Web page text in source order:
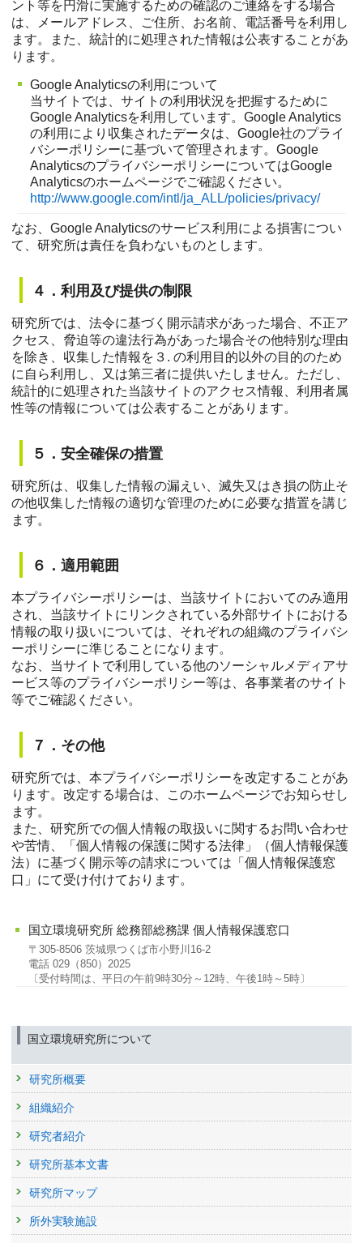
ント等を円滑に実施するための確認のご連絡をする場合
は、メールアドレス、ご住所、お名前、電話番号を利用し
ます。また、統計的に処理された情報は公表することがあ
ります。
Google Analyticsの利用について
当サイトでは、サイトの利用状況を把握するために
Google Analyticsを利用しています。Google Analytics
の利用により収集されたデータは、Google社のプライ
バシーポリシーに基づいて管理されます。Google
AnalyticsのプライバシーポリシーについてはGoogle
Analyticsのホームページでご確認ください。
http://www.google.com/intl/ja_ALL/policies/privacy/
なお、Google Analyticsのサービス利用による損害につい
て、研究所は責任を負わないものとします。
４．利用及び提供の制限
研究所では、法令に基づく開示請求があった場合、不正ア
クセス、脅迫等の違法行為があった場合その他特別な理由
を除き、収集した情報を３. の利用目的以外の目的のため
に自ら利用し、又は第三者に提供いたしません。ただし、
統計的に処理された当該サイトのアクセス情報、利用者属
性等の情報については公表することがあります。
５．安全確保の措置
研究所は、収集した情報の漏えい、滅失又はき損の防止そ
の他収集した情報の適切な管理のために必要な措置を講じ
ます。
６．適用範囲
本プライバシーポリシーは、当該サイトにおいてのみ適用
され、当該サイトにリンクされている外部サイトにおける
情報の取り扱いについては、それぞれの組織のプライバシ
ーポリシーに準じることになります。
なお、当サイトで利用している他のソーシャルメディアサ
ービス等のプライバシーポリシー等は、各事業者のサイト
等でご確認ください。
７．その他
研究所では、本プライバシーポリシーを改定することがあ
ります。改定する場合は、このホームページでお知らせし
ます。
また、研究所での個人情報の取扱いに関するお問い合わせ
や苦情、「個人情報の保護に関する法律」（個人情報保護
法）に基づく開示等の請求については「個人情報保護窓
口」にて受け付けております。
国立環境研究所 総務部総務課 個人情報保護窓口
〒305-8506 茨城県つくば市小野川16-2
電話 029（850）2025
〔受付時間は、平日の午前9時30分～12時、午後1時～5時〕
国立環境研究所について
研究所概要
組織紹介
研究者紹介
研究所基本文書
研究所マップ
所外実験施設